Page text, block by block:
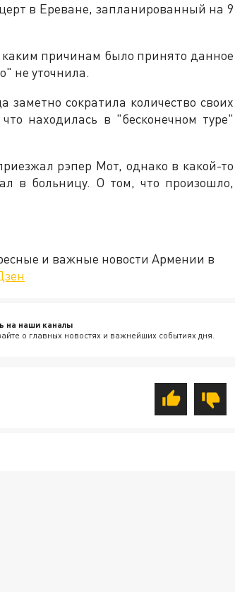
в Ереване, запланированный на 9
причинам было принято данное
не уточнила.
заметно сократила количество своих
находилась в "бесконечном туре"
рэпер Мот, однако в какой-то
в больницу. О том, что произошло,
и важные новости Армении в
на наши каналы
о главных новостях и важнейших событиях дня.